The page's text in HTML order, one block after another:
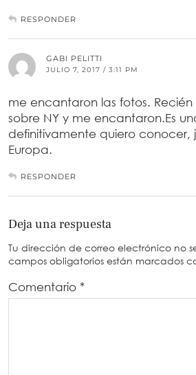
RESPONDER
GABI PELITTI
JULIO 7, 2017 / 3:11 PM
me encantaron las fotos. Recién
sobre NY y me encantaron.Es
definitivamente quiero conocer,
Europa.
RESPONDER
Deja una respuesta
Tu dirección de correo electrónico no
campos obligatorios están marcados
Comentario *